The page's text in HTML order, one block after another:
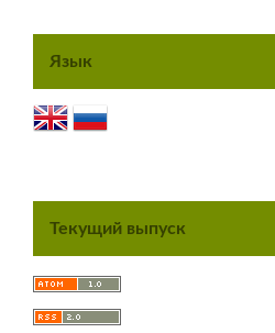
Язык
Текущий выпуск